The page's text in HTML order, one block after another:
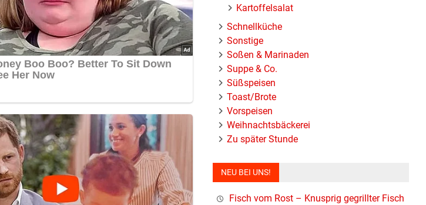
Kartoffelsalat
Schnellküche
Sonstige
Soßen & Marinaden
Suppe & Co.
Süßspeisen
Toast/Brote
Vorspeisen
Weihnachtsbäckerei
Zu später Stunde
NEU BEI UNS!
Fisch vom Rost – Knusprig gegrillter Fisch